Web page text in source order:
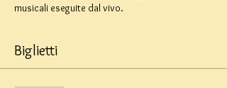
musicali eseguite dal vivo.
Biglietti